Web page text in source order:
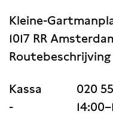
Kleine-
1017 RR
Routebeschrijving
Kassa
020
-